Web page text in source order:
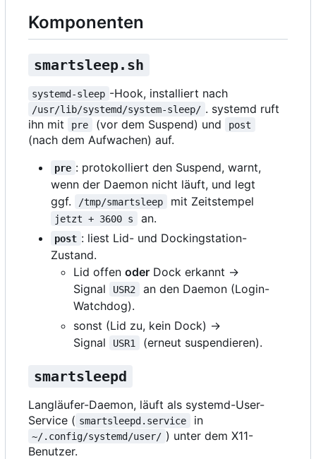
Komponenten
smartsleep.sh
systemd-sleep -Hook, installiert nach
/usr/lib/systemd/system-sleep/ . systemd ruft
ihn mit
pre (vor dem Suspend) und post
(nach dem Aufwachen) auf.
pre : protokolliert den Suspend, warnt,
wenn der Daemon nicht läuft, und legt
ggf.
/tmp/smartsleep mit Zeitstempel
jetzt + 3600 s an.
post : liest Lid- und Dockingstation-
Zustand.
Lid offen oder Dock erkannt →
Signal
USR2
an den Daemon (Login-
Watchdog).
sonst (Lid zu, kein Dock) →
Signal
USR1 (erneut suspendieren).
smartsleepd
Langläufer-Daemon, läuft als systemd-User-
Service ( smartsleepd.service in
~/.config/systemd/user/ ) unter dem X11-
Benutzer.